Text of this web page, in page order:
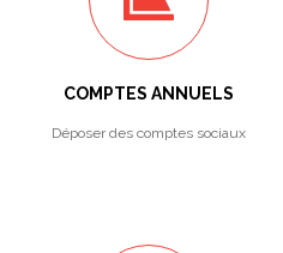
COMPTES ANNUELS
Déposer des comptes sociaux